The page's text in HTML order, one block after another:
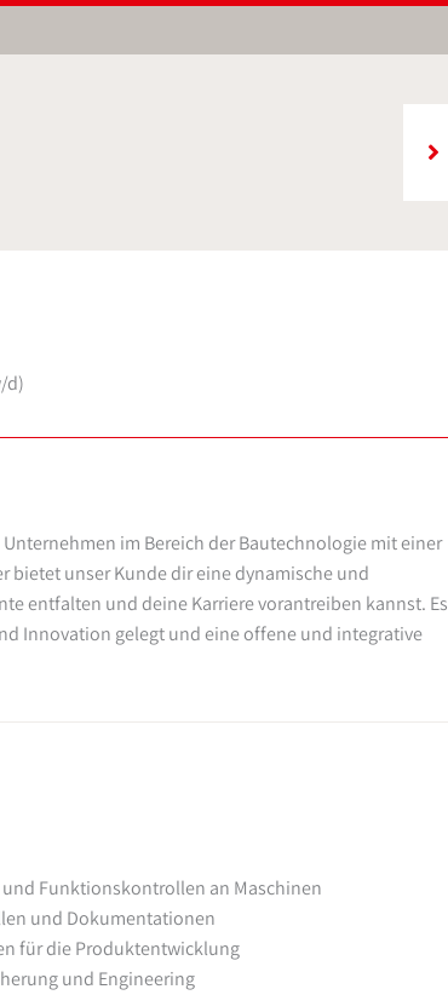
d)
im Bereich der Bautechnologie mit einer
bietet unser Kunde dir eine dynamische und
entfalten und deine Karriere vorantreiben kannst. Es
Innovation gelegt und eine offene und integrative
Funktionskontrollen an Maschinen
und Dokumentationen
für die Produktentwicklung
und Engineering